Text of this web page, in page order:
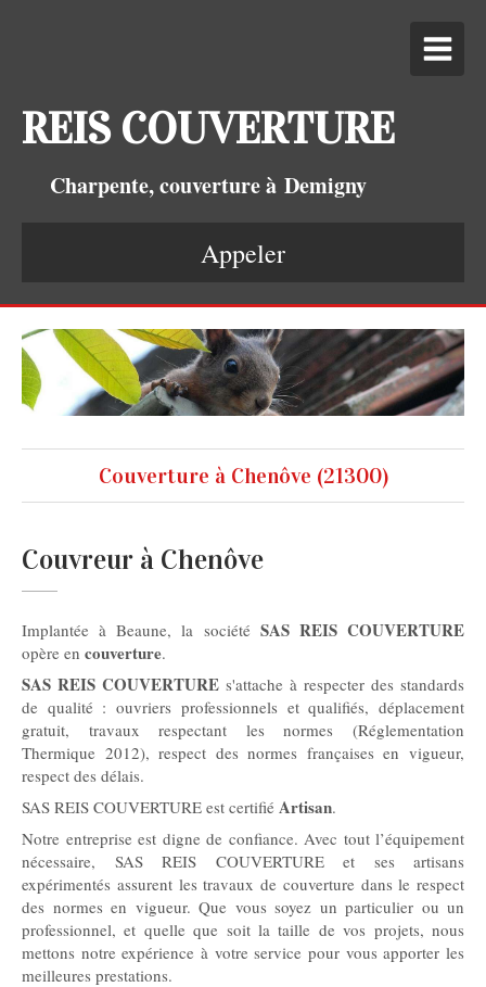
REIS COUVERTURE
Charpente, couverture à Demigny
Appeler
Couverture à Chenôve (21300)
Couvreur à Chenôve
Implantée à Beaune, la société SAS REIS COUVERTURE
opère en couverture.
SAS REIS COUVERTURE s'attache à respecter des standards
de qualité : ouvriers professionnels et qualifiés, déplacement
gratuit, travaux respectant les normes (Réglementation
Thermique 2012), respect des normes françaises en vigueur,
respect des délais.
SAS REIS COUVERTURE est certifié Artisan.
Notre entreprise est digne de confiance. Avec tout l’équipement
nécessaire, SAS REIS COUVERTURE et ses artisans
expérimentés assurent les travaux de couverture dans le respect
des normes en vigueur. Que vous soyez un particulier ou un
professionnel, et quelle que soit la taille de vos projets, nous
mettons notre expérience à votre service pour vous apporter les
meilleures prestations.